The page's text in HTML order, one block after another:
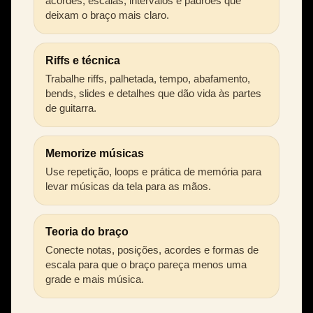
deixam o braço mais claro.
Riffs e técnica
Trabalhe riffs, palhetada, tempo, abafamento,
bends, slides e detalhes que dão vida às partes
de guitarra.
Memorize músicas
Use repetição, loops e prática de memória para
levar músicas da tela para as mãos.
Teoria do braço
Conecte notas, posições, acordes e formas de
escala para que o braço pareça menos uma
grade e mais música.